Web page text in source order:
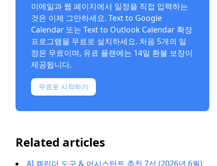
이메일과 웹 페이지에서 일정을 직접 입력하는
것은 이제 그만하세요. Text to Google
Calendar 또는 Text to Outlook Calendar 확장
프로그램을 무료로 설치하세요. 처음 5개의 일
정은 무료이며, 유료 플랜에는 14일 환불 보장이
제공됩니다.
무료로 시작하기
Related articles
AI 캘린더 도구 & 어시스턴트 추천 7선 (2026년 6월)